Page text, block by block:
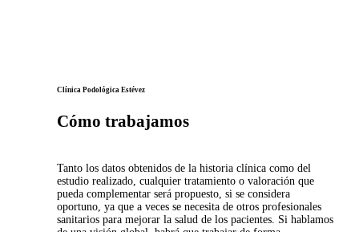
Clínica Podológica Estévez
Cómo trabajamos
Tanto los datos obtenidos de la historia clínica como del
estudio realizado, cualquier tratamiento o valoración que
pueda complementar será propuesto, si se considera
oportuno, ya que a veces se necesita de otros profesionales
sanitarios para mejorar la salud de los pacientes. Si hablamos